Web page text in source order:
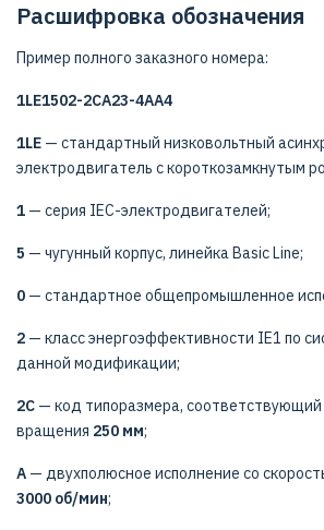
Расшифровка обозначения
Пример полного заказного номера:
1LE1502-2CA23-4AA4
1LE — стандартный низковольтный
электродвигатель с короткозамкнутым
1 — серия IEC-электродвигателей;
5 — чугунный корпус, линейка Basic Line;
0 — стандартное общепромышленное
2 — класс энергоэффективности IE1 по
данной модификации;
2C — код типоразмера, соответствующий
вращения 250 мм;
A — двухполюсное исполнение со
3000 об/мин;